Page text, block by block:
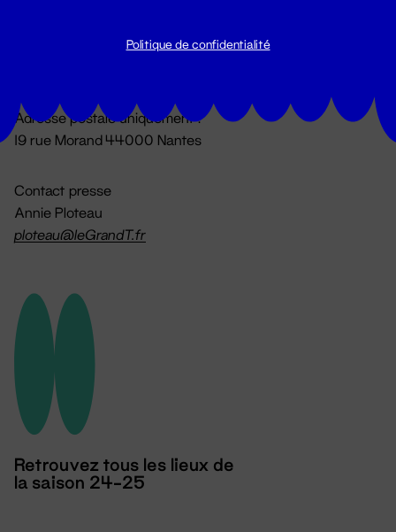
Du lundi au vendredi 14h → 18h
Adresse postale uniquement :
19 rue Morand 44000 Nantes
Contact presse
Annie Ploteau
ploteau@leGrandT.fr
Retrouvez tous les lieux de
la saison 24-25
Politique de confidentialité